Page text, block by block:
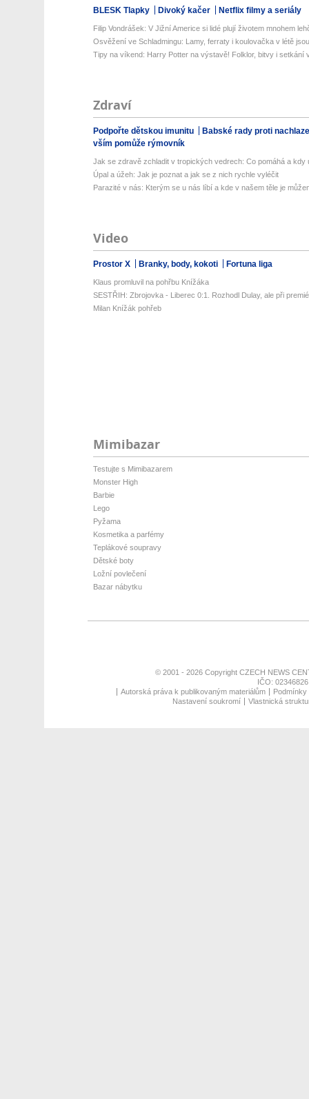
BLESK Tlapky Divoký kačer Netflix filmy a seriály
Filip Vondrášek: V Jižní Americe si lidé plují životem mnohem
Osvěžení ve Schladmingu: Lamy, ferraty i koulovačka v létě
Tipy na víkend: Harry Potter na výstavě! Folklor, bitvy i setkání
Zdraví
Podpořte dětskou imunitu
Babské rady proti
vším pomůže rýmovník
Jak se zdravě zchladit v tropických vedrech: Co pomáhá a kdy
Úpal a úžeh: Jak je poznat a jak se z nich rychle vyléčit
Parazité v nás: Kterým se u nás líbí a kde v našem těle je
Video
Prostor X Branky, body, kokoti Fortuna liga
Klaus promluvil na pohřbu Knížáka
SESTŘIH: Zbrojovka - Liberec 0:1. Rozhodl Dulay, ale při
Milan Knížák pohřeb
Mimibazar
Testujte s Mimibazarem
Monster High
Barbie
Lego
Pyžama
Kosmetika a parfémy
Teplákové soupravy
Dětské boty
Ložní povlečení
Bazar nábytku
© 2001 - 2026 Copyright CZECH NEWS
IČO:
Autorská práva k publikovaným materiálům
Nastavení soukromí
Vlastnická